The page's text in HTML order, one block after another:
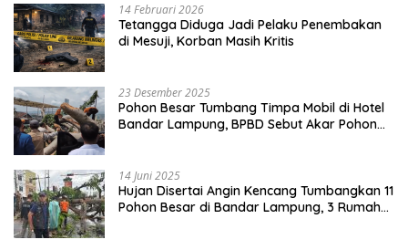
14 Februari 2026
Tetangga Diduga Jadi Pelaku Penembakan
di Mesuji, Korban Masih Kritis
23 Desember 2025
Pohon Besar Tumbang Timpa Mobil di Hotel
Bandar Lampung, BPBD Sebut Akar Pohon
14 Juni 2025
Hujan Disertai Angin Kencang Tumbangkan 11
Pohon Besar di Bandar Lampung, 3 Rumah